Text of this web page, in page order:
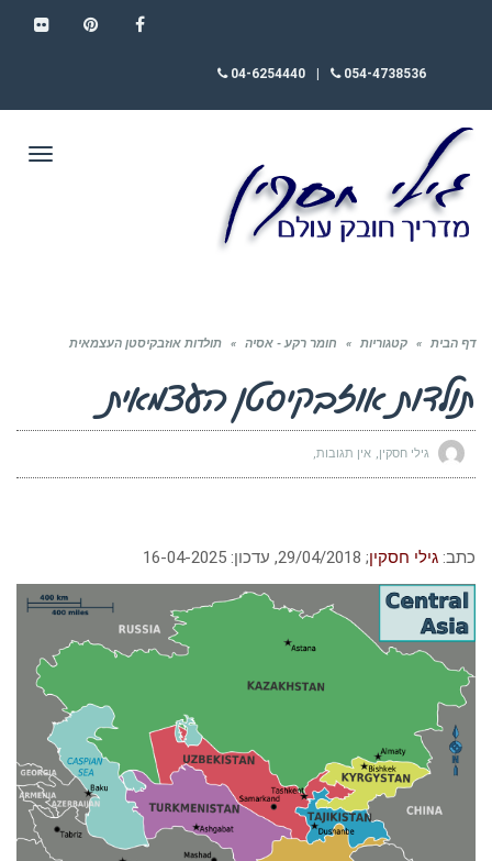
054-4738536
04-6254440
דף הבית » קטגוריות » חומר רקע - אסיה » תולדות אוזבקיסטן העצמאית
תולדות אוזבקיסטן העצמאית
גילי חסקין אין תגובות
כתב: גילי חסקין; ‏29/04/2018, עדכון: 16-04-2025